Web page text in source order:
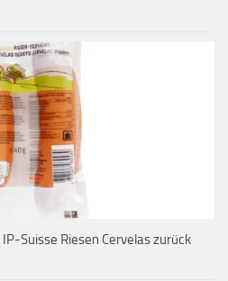
Suisse Riesen Cervelas zurück